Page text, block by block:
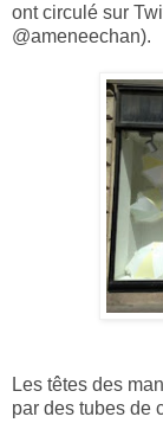
ont circulé sur
@ameneechan).
Les têtes des
par des tubes de